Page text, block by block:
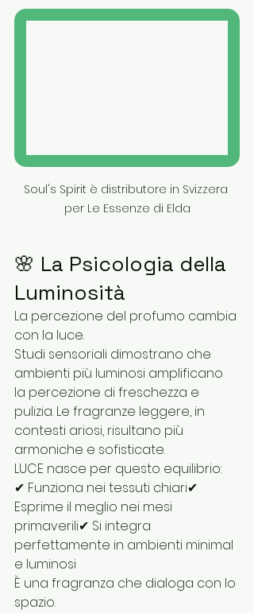
Soul's Spirit è distributore in Svizzera
per Le Essenze di Elda
🌸 La Psicologia della
Luminosità
La percezione del profumo cambia
con la luce.
Studi sensoriali dimostrano che
ambienti più luminosi amplificano
la percezione di freschezza e
pulizia. Le fragranze leggere, in
contesti ariosi, risultano più
armoniche e sofisticate.
LUCE nasce per questo equilibrio:
✔ Funziona nei tessuti chiari✔
Esprime il meglio nei mesi
primaverili✔ Si integra
perfettamente in ambienti minimal
e luminosi
È una fragranza che dialoga con lo
spazio.